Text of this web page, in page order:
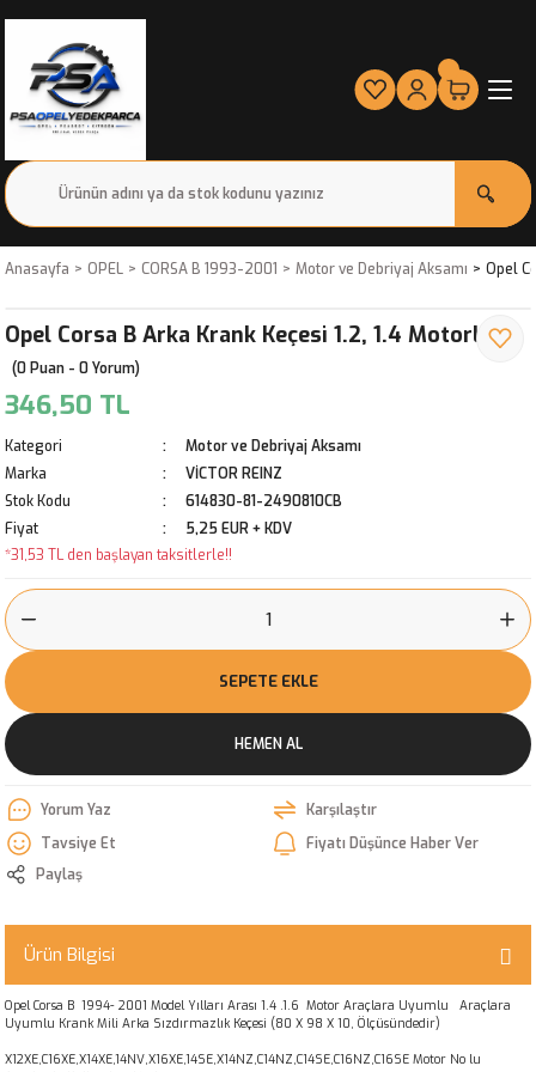
Anasayfa OPEL CORSA B 1993-2001 Motor ve Debriyaj Aksamı Opel
Opel Corsa B Arka Krank Keçesi 1.2, 1.4 Motorlar
(0 Puan - 0 Yorum)
346,50 TL
Kategori
Motor ve Debriyaj Aksamı
Marka
VİCTOR REINZ
Stok Kodu
614830-81-2490810CB
Fiyat
5,25 EUR + KDV
*31,53 TL den başlayan taksitlerle!!
SEPETE EKLE
HEMEN AL
Yorum Yaz
Karşılaştır
Tavsiye Et
Fiyatı Düşünce Haber Ver
Paylaş
Ürün Bilgisi
Opel Corsa B 1994- 2001 Model Yılları Arası 1.4 .1.6 Motor Araçlara Uyumlu Araçlara
Uyumlu Krank Mili Arka Sızdırmazlık Keçesi (80 X 98 X 10, Ölçüsündedir)
X12XE,C16XE,X14XE,14NV,X16XE,14SE,X14NZ,C14NZ,C14SE,C16NZ,C16SE Motor No lu